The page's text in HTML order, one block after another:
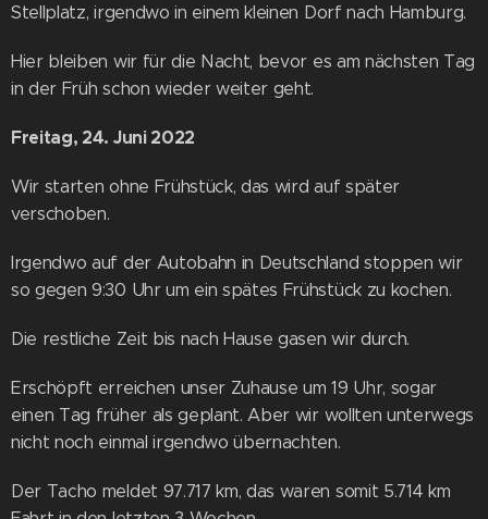
Stellplatz, irgendwo in einem kleinen Dorf nach Hamburg.
Hier bleiben wir für die Nacht, bevor es am nächsten Tag
in der Früh schon wieder weiter geht.
Freitag, 24. Juni 2022
Wir starten ohne Frühstück, das wird auf später
verschoben.
Irgendwo auf der Autobahn in Deutschland stoppen wir
so gegen 9:30 Uhr um ein spätes Frühstück zu kochen.
Die restliche Zeit bis nach Hause gasen wir durch.
Erschöpft erreichen unser Zuhause um 19 Uhr, sogar
einen Tag früher als geplant. Aber wir wollten unterwegs
nicht noch einmal irgendwo übernachten.
Der Tacho meldet 97.717 km, das waren somit 5.714 km